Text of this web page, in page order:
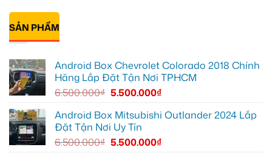
xem
YouTube
và
EX2
tại
Quận
6
cao
trải
nghiệm
gắn
Android
box
xe
Hóc
Môn
lái
thoải
mái
hơn
có
luận
ở
Chị
Android
box
Geely
EX2
Quận
để
bản
SẢN PHẨM
Android Box Chevrolet Colorado 2018 Chính
Hãng Lắp Đặt Tận Nơi TPHCM
6.500.000₫ 5.500.000₫
Android Box Mitsubishi Outlander 2024 Lắp
Đặt Tận Nơi Uy Tín
6.500.000₫ 5.500.000₫